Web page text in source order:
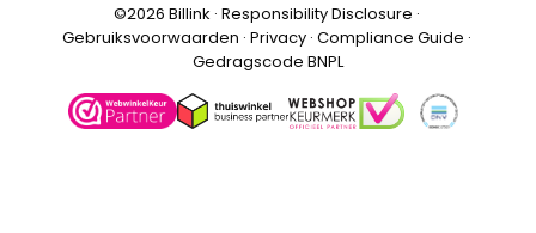
©️2026 Billink · Responsibility Disclosure ·
Gebruiksvoorwaarden · Privacy· Compliance Guide ·
Gedragscode BNPL